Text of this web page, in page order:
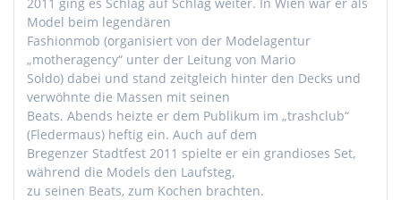
Model beim legendären
Fashionmob (organisiert von der Modelagentur
„motheragency“ unter der Leitung von Mario
Soldo) dabei und stand zeitgleich hinter den Decks und
verwöhnte die Massen mit seinen
Beats. Abends heizte er dem Publikum im „trashclub“
(Fledermaus) heftig ein. Auch auf dem
Bregenzer Stadtfest 2011 spielte er ein grandioses Set,
während die Models den Laufsteg,
zu seinen Beats, zum Kochen brachten.